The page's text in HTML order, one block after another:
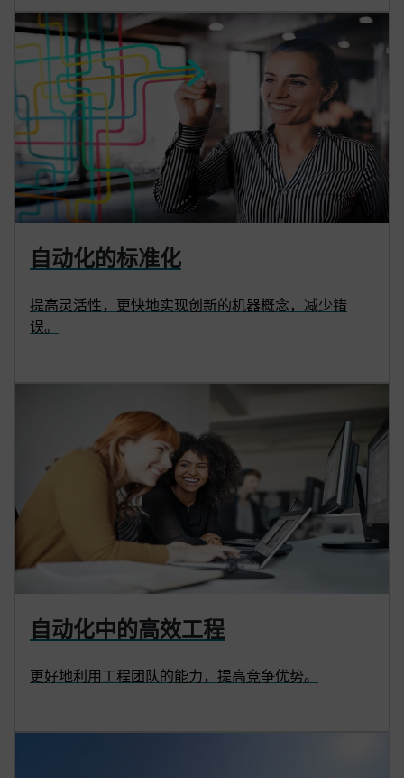
自动化的标准化
提高灵活性，更快地实现创新的机器概念，减少错
误。
自动化中的高效工程
更好地利用工程团队的能力，提高竞争优势。